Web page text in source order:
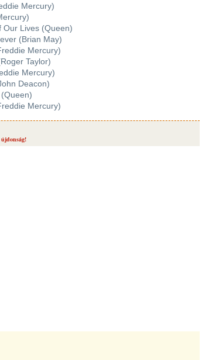
Mercury)
Our Lives (Queen)
(Brian May)
Mercury)
Taylor)
Mercury)
Deacon)
Mercury)
újdonság!